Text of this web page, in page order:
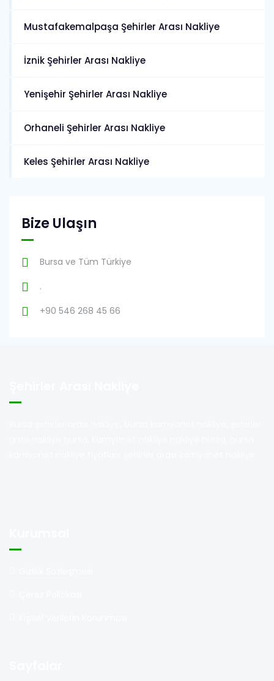
Mustafakemalpaşa Şehirler Arası Nakliye
İznik Şehirler Arası Nakliye
Yenişehir Şehirler Arası Nakliye
Orhaneli Şehirler Arası Nakliye
Keles Şehirler Arası Nakliye
Bize Ulaşın
Bursa ve Tüm Türkiye
.
+90 546 268 45 66